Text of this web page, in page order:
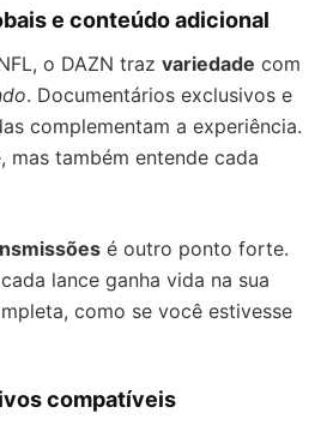
e conteúdo adicional
o DAZN traz variedade com
. Documentários exclusivos e
complementam a experiência.
mas também entende cada
é outro ponto forte.
lance ganha vida na sua
como se você estivesse
compatíveis